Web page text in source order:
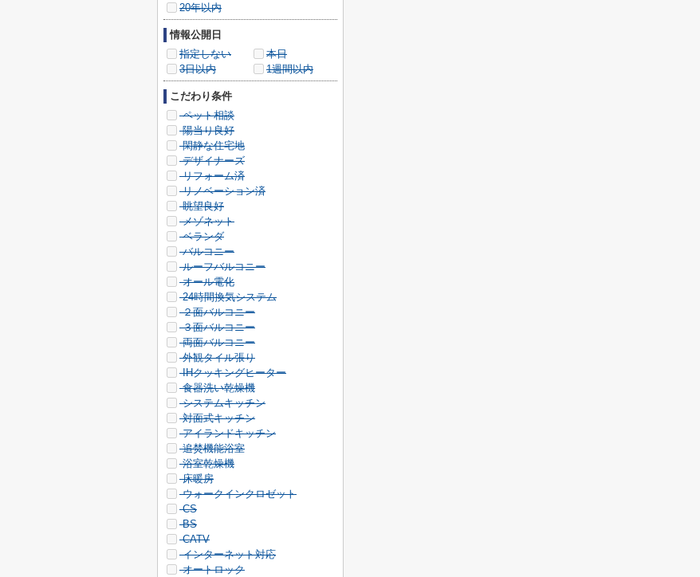
20年以内
情報公開日
指定しない
本日
3日以内
1週間以内
こだわり条件
ペット相談
陽当り良好
閑静な住宅地
デザイナーズ
リフォーム済
リノベーション済
眺望良好
メゾネット
ベランダ
バルコニー
ルーフバルコニー
オール電化
24時間換気システム
２面バルコニー
３面バルコニー
両面バルコニー
外観タイル張り
IHクッキングヒーター
食器洗い乾燥機
システムキッチン
対面式キッチン
アイランドキッチン
追焚機能浴室
浴室乾燥機
床暖房
ウォークインクロゼット
CS
BS
CATV
インターネット対応
オートロック